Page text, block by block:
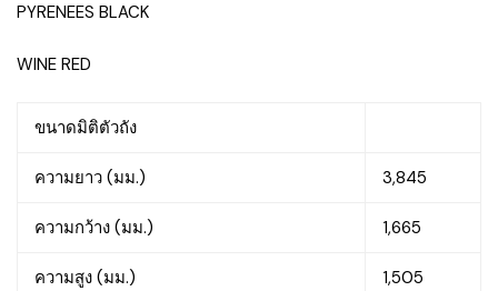
PYRENEES BLACK
WINE RED
ขนาดมิติตัวถัง
ความยาว (มม.) 3,845
ความกว้าง (มม.) 1,665
ความสูง (มม.) 1,505